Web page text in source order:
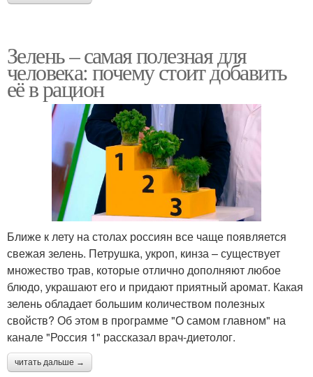
Зелень – самая полезная для
человека: почему стоит добавить
её в рацион
Ближе к лету на столах россиян все чаще появляется
свежая зелень. Петрушка, укроп, кинза – существует
множество трав, которые отлично дополняют любое
блюдо, украшают его и придают приятный аромат. Какая
зелень обладает большим количеством полезных
свойств? Об этом в программе "О самом главном" на
канале "Россия 1" рассказал врач-диетолог.
читать дальше →